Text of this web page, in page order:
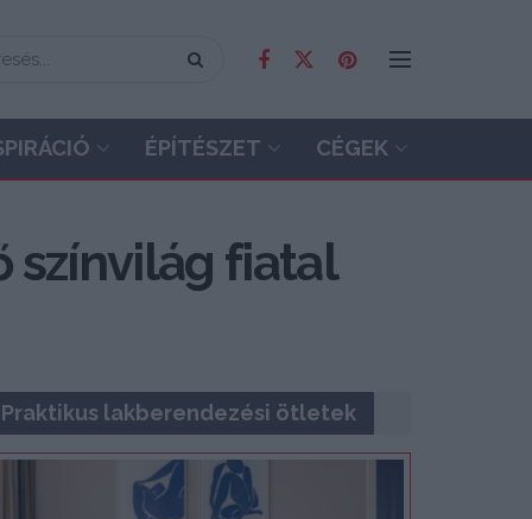
ÉPÍTÉSZET CÉGEK
színvilág fiatal
Praktikus lakberendezési ötletek